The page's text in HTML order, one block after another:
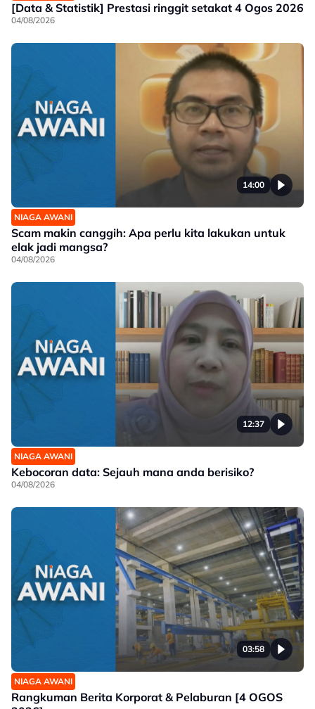
[Data & Statistik] Prestasi ringgit setakat 4 Ogos 2026
04/08/2026
14:00
NIAGA AWANI
Scam makin canggih: Apa perlu kita lakukan untuk
elak jadi mangsa?
04/08/2026
12:37
NIAGA AWANI
Kebocoran data: Sejauh mana anda berisiko?
04/08/2026
03:58
NIAGA AWANI
Rangkuman Berita Korporat & Pelaburan [4 OGOS